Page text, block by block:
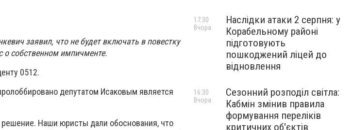
заявил, что не будет включать в повестку
о собственном импичменте.
0512.
депутатом Исаковым является
Наши юристы дали обоснования, что
Наслідки атаки 2 серпня: у
Корабельному районі
підготовують
пошкоджений ліцей до
відновлення
17:30
Вчора
Сезонний розподіл світла:
Кабмін змінив правила
формування переліків
критичних об'єктів
16:30
Вчора